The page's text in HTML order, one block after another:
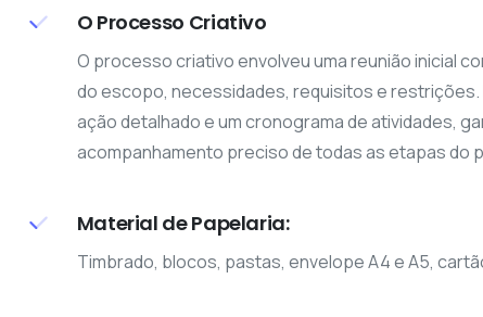
O Processo Criativo
O processo criativo envolveu uma reunião inicial
do escopo, necessidades, requisitos e restrições.
ação detalhado e um cronograma de atividades,
acompanhamento preciso de todas as etapas do
Material de Papelaria:
Timbrado, blocos, pastas, envelope A4 e A5,